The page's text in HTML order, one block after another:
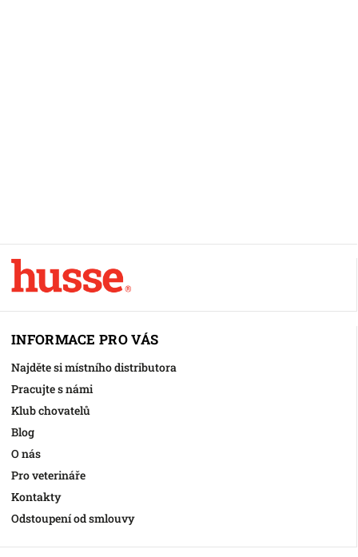
INFORMACE PRO VÁS
Najděte si místního distributora
Pracujte s námi
Klub chovatelů
Blog
O nás
Pro veterináře
Kontakty
Odstoupení od smlouvy